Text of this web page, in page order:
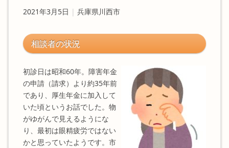
2021年3月5日 | 兵庫県川西市
相談者の状況
初診日は昭和60年。障害年金
の申請（請求）より約35年前
であり、厚生年金に加入して
いた頃というお話でした。物
がゆがんで見えるようにな
り、最初は眼精疲労ではない
かと思っていたようです。市